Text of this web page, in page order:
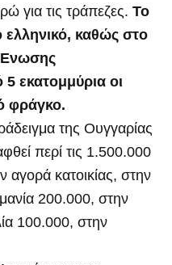
για τις τράπεζες. Το
καθώς στο
Ενωσης
εκατομμύρια οι
φράγκο.
της Ουγγαρίας
περί τις 1.500.000
αγορά κατοικίας, στην
200.000, στην
100.000, στην